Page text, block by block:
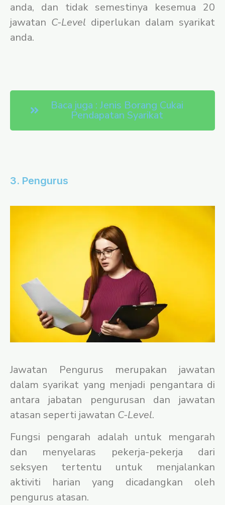
anda, dan tidak semestinya kesemua 20
jawatan C-Level diperlukan dalam syarikat
anda.
Baca juga : Jenis Borang Cukai
Pendapatan Syarikat
3. Pengurus
Jawatan Pengurus merupakan jawatan
dalam syarikat yang menjadi pengantara di
antara jabatan pengurusan dan jawatan
atasan seperti jawatan C-Level.
Fungsi pengarah adalah untuk mengarah
dan menyelaras pekerja-pekerja dari
seksyen tertentu untuk menjalankan
aktiviti harian yang dicadangkan oleh
pengurus atasan.